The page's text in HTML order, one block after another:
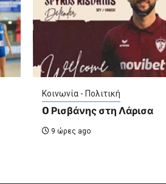
Κοινωνία - Πολιτική
O Ρισβάνης στη Λάρισα
9 ώρες ago